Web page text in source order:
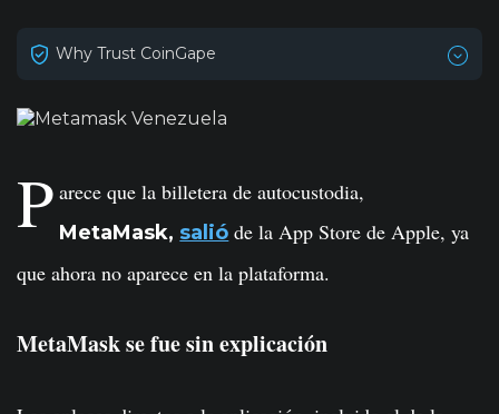
Why Trust CoinGape
P arece que la billetera de autocustodia,
MetaMask, salió de la App Store de Apple, ya
que ahora no aparece en la plataforma.
MetaMask se fue sin explicación